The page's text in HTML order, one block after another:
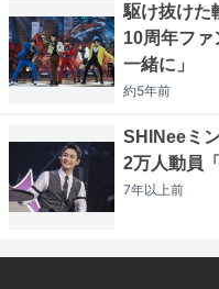
駆け抜けた
10周年ファ
一緒に」
約5年前
SHINeeミ
2万人動員
7年以上前